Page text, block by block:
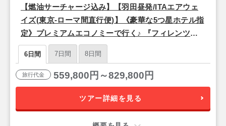
【燃油サーチャージ込み】【羽田昼発/ITAエアウェ
イズ(東京-ローマ間直行便)】《豪華な5つ星ホテル指
定》プレミアムエコノミーで行く♪ 『フィレンツェ
＆ベネチア』6日間
6日間 7日間 8日間
旅行代金 559,800円～829,800円
ツアー詳細を見る